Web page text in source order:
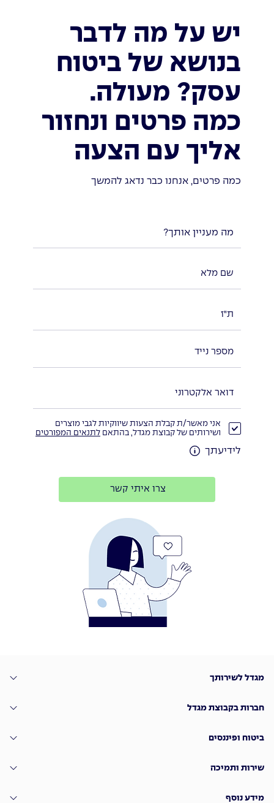
יש על מה לדבר
בנושא של ביטוח
עסק? מעולה.
כמה פרטים ונחזור
אליך עם הצעה
כמה פרטים, אנחנו כבר נדאג להמשך
מה מעניין אותך?
אני מאשר/ת קבלת הצעות שיווקיות לגבי מוצרים
ושירותים של קבוצת מגדל, בהתאם לתנאים המפורטים
לידיעתך
צרו איתי קשר
מגדל לשירותך
חברות בקבוצת מגדל
ביטוח ופיננסים
שירות ותמיכה
מידע נוסף